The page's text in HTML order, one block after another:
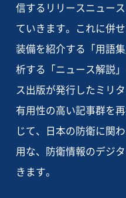
信するリリースニュー
ていきます。これに併
装備を紹介する「用語
析する「ニュース解説
ス出版が発行したミリ
有用性の高い記事群を
じて、日本の防衛に関
用な、防衛情報のデジ
きます。